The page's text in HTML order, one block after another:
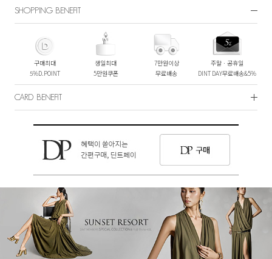
SHOPPING BENEFIT
구매최대
5%D.POINT
생일최대
5만원쿠폰
7만원이상
무료배송
주말ㆍ공휴일
DINT DAY무료배송&5%
CARD BENEFIT